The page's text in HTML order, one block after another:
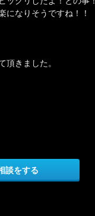
になりそうですね！！
きました。
談をする